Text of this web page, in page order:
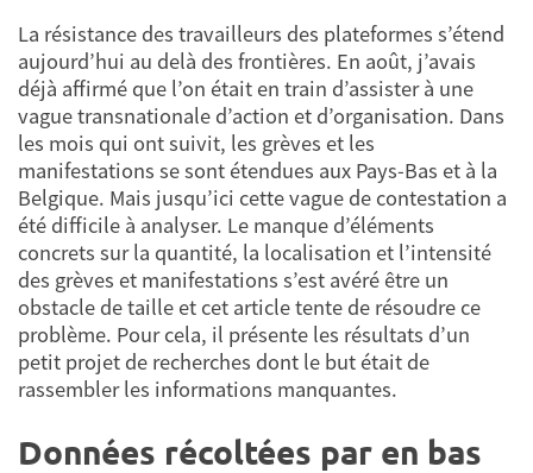
La résistance des travailleurs des plateformes s’étend
aujourd’hui au delà des frontières. En août, j’avais
déjà affirmé que l’on était en train d’assister à une
vague transnationale d’action et d’organisation. Dans
les mois qui ont suivit, les grèves et les
manifestations se sont étendues aux Pays-Bas et à la
Belgique. Mais jusqu’ici cette vague de contestation a
été difficile à analyser. Le manque d’éléments
concrets sur la quantité, la localisation et l’intensité
des grèves et manifestations s’est avéré être un
obstacle de taille et cet article tente de résoudre ce
problème. Pour cela, il présente les résultats d’un
petit projet de recherches dont le but était de
rassembler les informations manquantes.
Données récoltées par en bas